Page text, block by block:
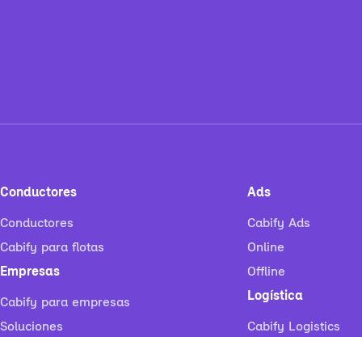
Conductores
Conductores
Cabify para flotas
Empresas
Cabify para empresas
Soluciones
Ads
Cabify Ads
Online
Offline
Logística
Cabify Logistics